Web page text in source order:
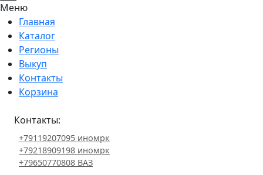
Меню
Главная
Каталог
Регионы
Выкуп
Контакты
Корзина
Контакты:
+79119207095 иномрк
+79218909198 иномрк
+79650770808 ВАЗ